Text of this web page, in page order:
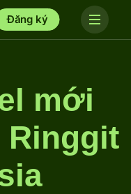
Đăng ký
mới
Ringgit